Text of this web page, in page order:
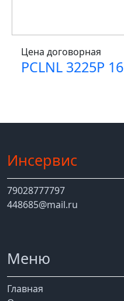
Цена договорная
PCLNL 3225P 16
Инсервис
79028777797
448685@mail.ru
Меню
Главная